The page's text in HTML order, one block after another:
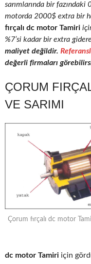
sarımlarında bir fazındaki
motorda 2000$ extra bir
fırçalı dc motor Tamiri
%7’si kadar bir extra
maliyet değildir.
değerli firmaları
ÇORUM
VE SARIMI
Çorum fırçalı dc motor
dc motor Tamiri için